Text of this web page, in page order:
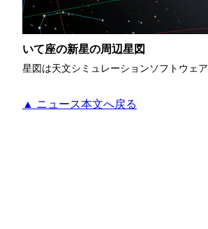
いて座の新星の周辺星図
星図は天文シミュレーションソフトウェア
▲ ニュース本文へ戻る